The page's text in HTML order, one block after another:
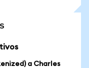
a Charles